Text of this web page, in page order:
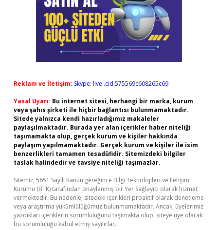
Reklam ve İletişim: Skype: live:.cid.575569c608265c69
Yasal Uyarı: Bu internet sitesi, herhangi bir marka, kurum
veya şahıs şirketi ile hiçbir bağlantısı bulunmamaktadır.
Sitede yalnızca kendi hazırladığımız makaleler
paylaşılmaktadır. Burada yer alan içerikler haber niteliği
taşımamakta olup, gerçek kurum ve kişiler hakkında
paylaşım yapılmamaktadır. Gerçek kurum ve kişiler ile isim
benzerlikleri tamamen tesadüfidir. Sitemizdeki bilgiler
taslak halindedir ve tavsiye niteliği taşımazlar.
Sitemiz, 5651 Sayılı Kanun gereğince Bilgi Teknolojileri ve İletişim
Kurumu (BTK) tarafından onaylanmış bir Yer Sağlayıcı olarak hizmet
vermektedir. Bu nedenle, sitedeki içerikleri proaktif olarak denetleme
veya araştırma yükümlülüğümüz bulunmamaktadır. Ancak, üyelerimiz
yazdıkları içeriklerin sorumluluğunu taşımakta olup, siteye üye olarak
bu sorumluluğu kabul etmiş sayılırlar.